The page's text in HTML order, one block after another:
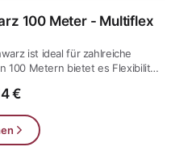
100 Meter - Multiflex
ist ideal für zahlreiche
100 Metern bietet es Flexibilität
€